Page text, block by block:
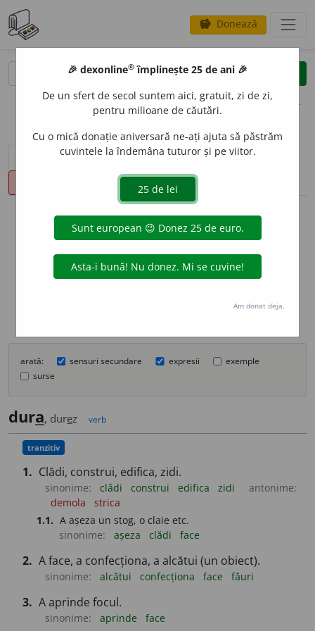
savings Donează
clear
opțiuni
sinteza definițiilor (1) definiții (16)
conjugări
info
Aceste definiții sunt compilate de
echipa dexonline. Definițiile
originale se află pe filadefiniții.
Puteți reordona filele pe pagina de
arată: sensuri secundare expresii
exemple
surse
dura, durez verb
tranzitiv
1. Clădi, construi, edifica, zidi.
sinonime: clădi construi edifica zidi
antonime:
demola
strica
1.1. A așeza un stog, o claie etc.
sinonime:
așeza clădi face
2. A face, a confecționa, a alcătui (un obiect).
sinonime: alcătui confecționa face făuri
3. A aprinde focul.
sinonime: aprinde face
🎉 dexonline® împlinește 25 de ani 🎉
De un sfert de secol suntem aici, gratuit, zi de zi,
pentru milioane de căutări.
Cu o mică donație aniversară ne-ați ajuta să păstrăm
cuvintele la îndemâna tuturor și pe viitor.
Am donat deja.